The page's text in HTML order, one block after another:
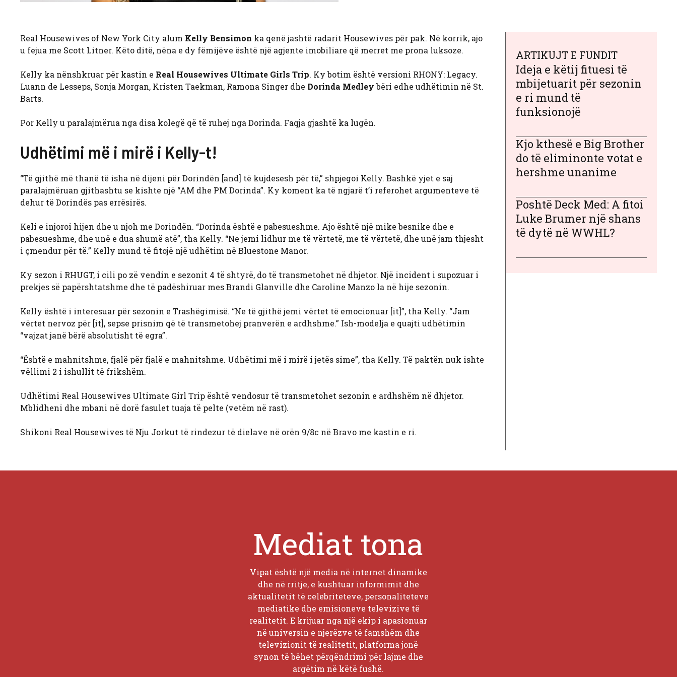
Real Housewives of New York City alum Kelly Bensimon ka qenë jashtë radarit Housewives për pak. Në korrik, ajo
u fejua me Scott Litner. Këto ditë, nëna e dy fëmijëve është një agjente imobiliare që merret me prona luksoze.
Kelly ka nënshkruar për kastin e Real Housewives Ultimate Girls Trip. Ky botim është versioni RHONY: Legacy.
Luann de Lesseps, Sonja Morgan, Kristen Taekman, Ramona Singer dhe Dorinda Medleybëri edhe udhëtimin në St.
Barts.
Por Kelly u paralajmërua nga disa kolegë që të ruhej nga Dorinda. Faqja gjashtë ka lugën.
Udhëtimi më i mirë i Kelly-t!
“Të gjithë më thanë të isha në dijeni për Dorindën [and] të kujdesesh për të,” shpjegoi Kelly. Bashkë yjet e saj
paralajmëruan gjithashtu se kishte një “AM dhe PM Dorinda”. Ky koment ka të ngjarë t’i referohet argumenteve të
dehur të Dorindës pas errësirës.
Keli e injoroi hijen dhe u njoh me Dorindën. “Dorinda është e pabesueshme. Ajo është një mike besnike dhe e
pabesueshme, dhe unë e dua shumë atë”, tha Kelly. “Ne jemi lidhur me të vërtetë, me të vërtetë, dhe unë jam thjesht
i çmendur për të.” Kelly mund të fitojë një udhëtim në Bluestone Manor.
Ky sezon i RHUGT, i cili po zë vendin e sezonit 4 të shtyrë, do të transmetohet në dhjetor. Një incident i supozuar i
prekjes së papërshtatshme dhe të padëshiruar mes Brandi Glanville dhe Caroline Manzo la në hije sezonin.
Kelly është i interesuar për sezonin e Trashëgimisë. “Ne të gjithë jemi vërtet të emocionuar [it]”, tha Kelly. “Jam
vërtet nervoz për [it], sepse prisnim që të transmetohej pranverën e ardhshme.” Ish-modelja e quajti udhëtimin
“vajzat janë bërë absolutisht të egra”.
“Është e mahnitshme, fjalë për fjalë e mahnitshme. Udhëtimi më i mirë i jetës sime”, tha Kelly. Të paktën nuk ishte
vëllimi 2 i ishullit të frikshëm.
Udhëtimi Real Housewives Ultimate Girl Trip është vendosur të transmetohet sezonin e ardhshëm në dhjetor.
Mblidheni dhe mbani në dorë fasulet tuaja të pelte (vetëm në rast).
Shikoni Real Housewives të Nju Jorkut të rindezur të dielave në orën 9/8c në Bravo me kastin e ri.
ARTIKUJT E FUNDIT
Ideja e këtij fituesi të
mbijetuarit për sezonin
e ri mund të
funksionojë
Kjo kthesë e Big Brother
do të eliminonte votat e
hershme unanime
Poshtë Deck Med: A fitoi
Luke Brumer një shans
të dytë në WWHL?
Mediat tona
Vipat është një media në internet dinamike
dhe në rritje, e kushtuar informimit dhe
aktualitetit të celebriteteve, personaliteteve
mediatike dhe emisioneve televizive të
realitetit. E krijuar nga një ekip i apasionuar
në universin e njerëzve të famshëm dhe
televizionit të realitetit, platforma jonë
synon të bëhet përqëndrimi për lajme dhe
argëtim në këtë fushë.